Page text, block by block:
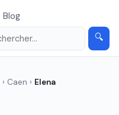
Blog
🔍
› Caen › Elena